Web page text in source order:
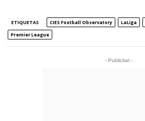
ETIQUETAS CIES Football Observatory LaLiga
Premier League
- Publicitat -